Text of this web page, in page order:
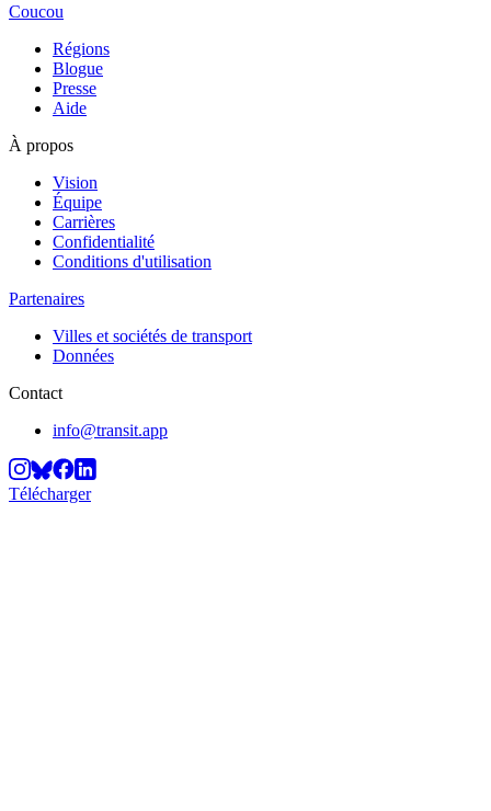
Coucou
Régions
Blogue
Presse
Aide
À propos
Vision
Équipe
Carrières
Confidentialité
Conditions d'utilisation
Partenaires
Villes et sociétés de transport
Données
Contact
info@transit.app
Télécharger